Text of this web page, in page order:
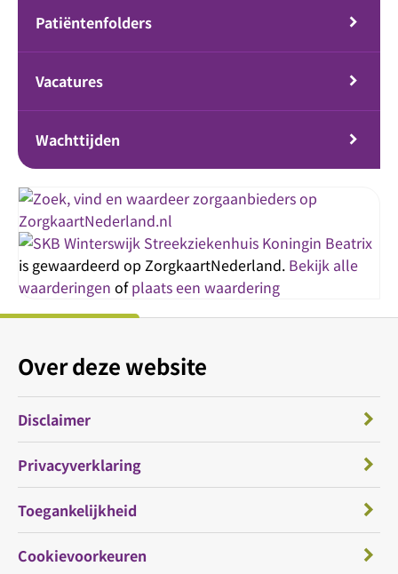
Patiëntenfolders
Vacatures
Wachttijden
Streekziekenhuis Koningin Beatrix
is gewaardeerd op ZorgkaartNederland. Bekijk alle
waarderingen ofplaats een waardering
Over deze website
Disclaimer
Privacyverklaring
Toegankelijkheid
Cookievoorkeuren